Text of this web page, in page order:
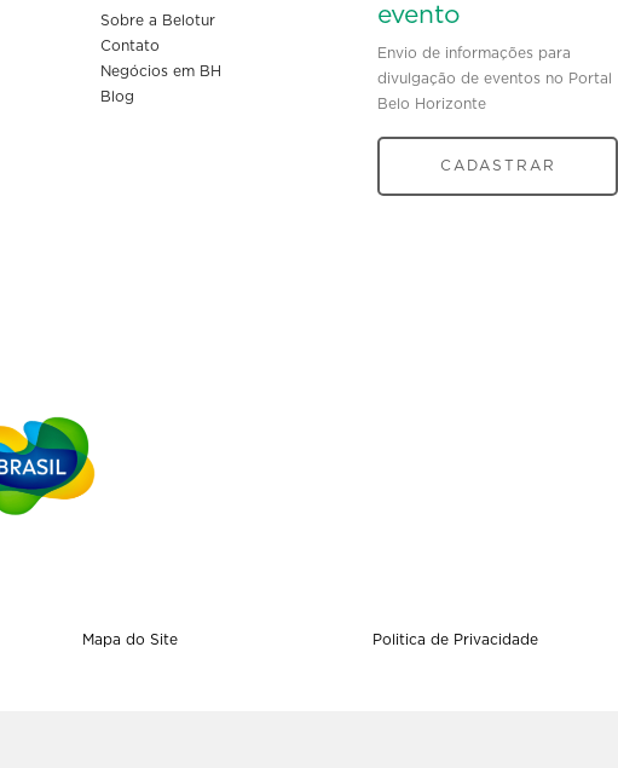
Sobre a Belotur
Contato
Negócios em BH
Blog
evento
Envio de informações para
divulgação de eventos no Portal
Belo Horizonte
CADASTRAR
Mapa do Site Politica de Privacidade